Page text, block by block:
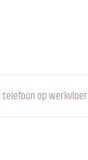
op werkvloer